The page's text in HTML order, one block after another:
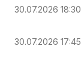
30.07.2026 18:30
30.07.2026 17:45